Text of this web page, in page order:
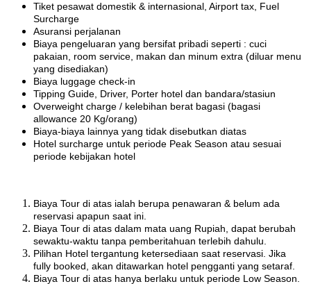
Tiket pesawat domestik & internasional, Airport tax, Fuel
Surcharge
Asuransi perjalanan
Biaya pengeluaran yang bersifat pribadi seperti : cuci
pakaian, room service, makan dan minum extra (diluar menu
yang disediakan)
Biaya luggage check-in
Tipping Guide, Driver, Porter hotel dan bandara/stasiun
Overweight charge / kelebihan berat bagasi (bagasi
allowance 20 Kg/orang)
Biaya-biaya lainnya yang tidak disebutkan diatas
Hotel surcharge untuk periode Peak Season atau sesuai
periode kebijakan hotel
Biaya Tour di atas ialah berupa penawaran & belum ada
reservasi apapun saat ini.
Biaya Tour di atas dalam mata uang Rupiah, dapat berubah
sewaktu-waktu tanpa pemberitahuan terlebih dahulu.
Pilihan Hotel tergantung ketersediaan saat reservasi. Jika
fully booked, akan ditawarkan hotel pengganti yang setaraf.
Biaya Tour di atas hanya berlaku untuk periode Low Season.